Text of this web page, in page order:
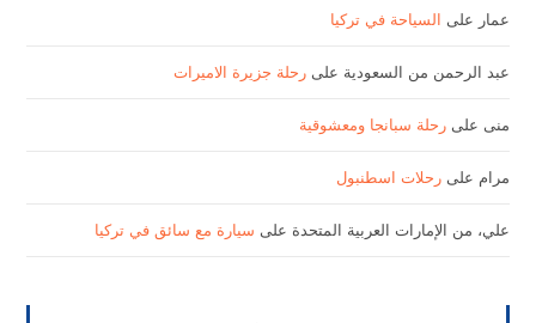
عمار على السياحة في تركيا
عبد الرحمن من السعودية علىرحلة جزيرة الاميرات
منى علىرحلة سبانجا ومعشوقية
مرام علىرحلات اسطنبول
علي، من الإمارات العربية المتحدة على سيارة مع سائق في تركيا